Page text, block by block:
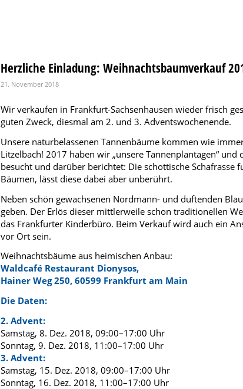
Herzliche Einladung: Weihnachtsbaumverkauf
21. November 2018
Wir verkaufen in Frankfurt-Sachsenhausen wieder frisch
guten Zweck, diesmal am 2. und 3. Adventswochenende.
Unsere naturbelassenen Tannenbäume kommen wie
Litzelbach! 2017 haben wir „unsere Tannenplantagen“
besucht und darüber berichtet: Die schottische Schafrasse
Bäumen, lässt diese dabei aber unberührt.
Neben schön gewachsenen Nordmann- und duftenden
geben. Der Erlös dieser mittlerweile schon traditionellen
das Frankfurter Kinderbüro. Beim Verkauf wird auch ein
vor Ort sein.
Weihnachtsbäume aus heimischen Anbau:
Waldcafé Restaurant Dionysos,
Hainer Weg 250, 60599 Frankfurt am Main
Die Daten:
2. Advent:
Samstag, 8. Dez. 2018, 09:00–17:00 Uhr
Sonntag, 9. Dez. 2018, 11:00–17:00 Uhr
3. Advent:
Samstag, 15. Dez. 2018, 09:00–17:00 Uhr
Sonntag, 16. Dez. 2018, 11:00–17:00 Uhr